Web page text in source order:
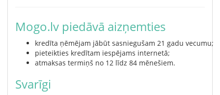
Mogo.lv piedāvā aizņemties
kredīta ņēmējam jābūt sasniegušam 21 gadu vecumu;
pieteikties kredītam iespējams internetā;
atmaksas termiņš no 12 līdz 84 mēnešiem.
Svarīgi